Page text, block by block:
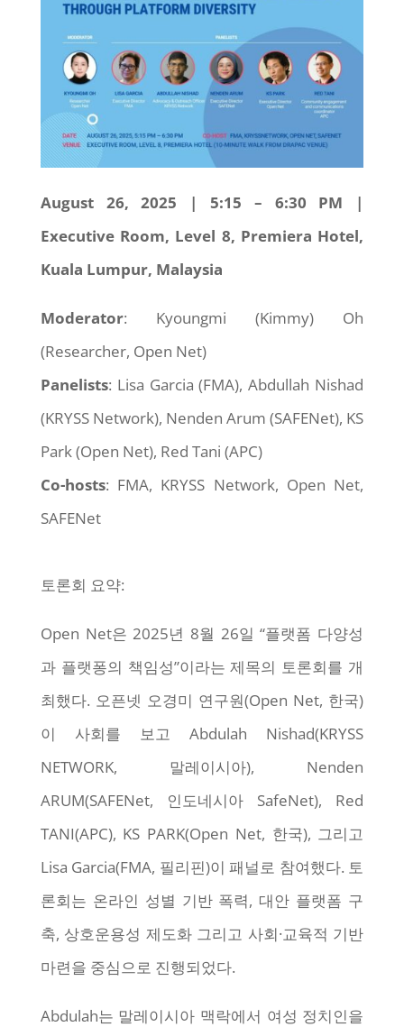
August 26, 2025 | 5:15 – 6:30 PM |
Executive Room, Level 8, Premiera Hotel,
Kuala Lumpur, Malaysia
Moderator: Kyoungmi (Kimmy) Oh
(Researcher, Open Net)
Panelists: Lisa Garcia (FMA), Abdullah Nishad
(KRYSS Network), Nenden Arum (SAFENet), KS
Park (Open Net), Red Tani (APC)
Co-hosts: FMA, KRYSS Network, Open Net,
SAFENet
토론회 요약:
Open Net은 2025년 8월 26일 “플랫폼 다양성
과 플랫퐁의 책임성”이라는 제목의 토론회를 개
최했다. 오픈넷 오경미 연구원(Open Net, 한국)
이 사회를 보고 Abdulah Nishad(KRYSS
NETWORK, 말레이시아), Nenden
ARUM(SAFENet, 인도네시아 SafeNet), Red
TANI(APC), KS PARK(Open Net, 한국), 그리고
Lisa Garcia(FMA, 필리핀)이 패널로 참여했다. 토
론회는 온라인 성별 기반 폭력, 대안 플랫폼 구
축, 상호운용성 제도화 그리고 사회·교육적 기반
마련을 중심으로 진행되었다.
Abdulah는 말레이시아 맥락에서 여성 정치인을